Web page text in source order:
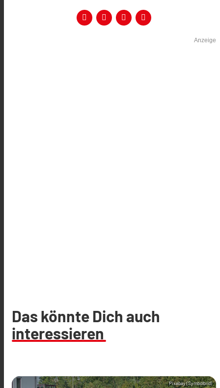
Anzeige
Das könnte Dich auch
interessieren
Pixabay (Symbolbild)